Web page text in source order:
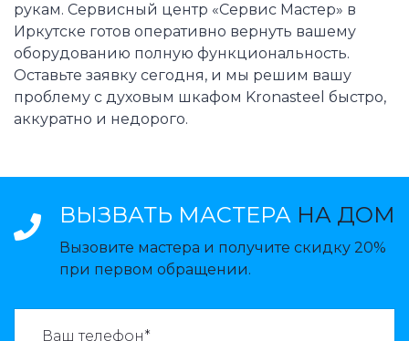
рукам. Сервисный центр «Сервис Мастер» в
Иркутске готов оперативно вернуть вашему
оборудованию полную функциональность.
Оставьте заявку сегодня, и мы решим вашу
проблему с духовым шкафом Kronasteel быстро,
аккуратно и недорого.
ВЫЗВАТЬ МАСТЕРА НА ДОМ
Вызовите мастера и получите скидку 20%
при первом обращении.